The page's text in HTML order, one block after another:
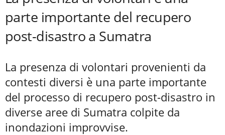
parte importante del recupero
post-disastro a Sumatra
La presenza di volontari provenienti da
contesti diversi è una parte importante
del processo di recupero post-disastro in
diverse aree di Sumatra colpite da
inondazioni improvvise.